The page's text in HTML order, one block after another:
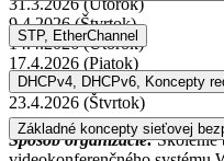
9.4.2026 (Štvrtok)
14.4.2026 (Utorok)
17.4.2026 (Piatok)
21.4.2026 (Utorok)
23.4.2026 (Štvrtok)
Spôsob organizácie:Školenie
STP, EtherChannel
DHCPv4, DHCPv6, Koncepty
Základné koncepty sieťovej